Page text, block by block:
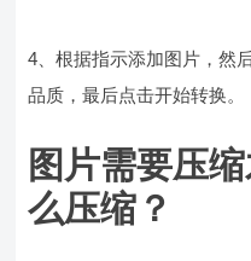
4、根据指示添加图片，然
品质，最后点击开始转换。
图片需要压
么压缩？